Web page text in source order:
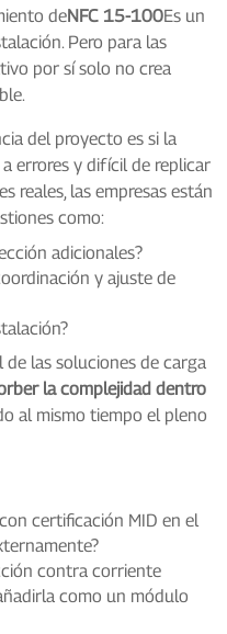
deNFC 15-100Es un
Pero para las
por sí solo no crea
del proyecto es si la
errores y difícil de replicar
reales, las empresas están
como:
adicionales?
y ajuste de
las soluciones de carga
la complejidad dentro
al mismo tiempo el pleno
certificación MID en el
contra corriente
como un módulo